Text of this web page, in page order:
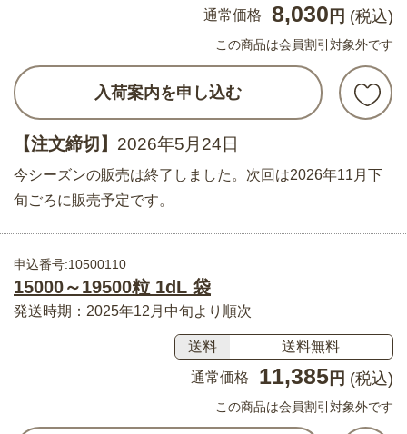
通常価格
8,030 円 (税込)
この商品は会員割引対象外です
入荷案内を申し込む
【注文締切】 2026年5月24日
今シーズンの販売は終了しました。次回は2026年11月下
旬ごろに販売予定です。
申込番号:10500110
15000～19500粒 1dL 袋
発送時期：2025年12月中旬より順次
送料
送料無料
通常価格
11,385 円 (税込)
この商品は会員割引対象外です